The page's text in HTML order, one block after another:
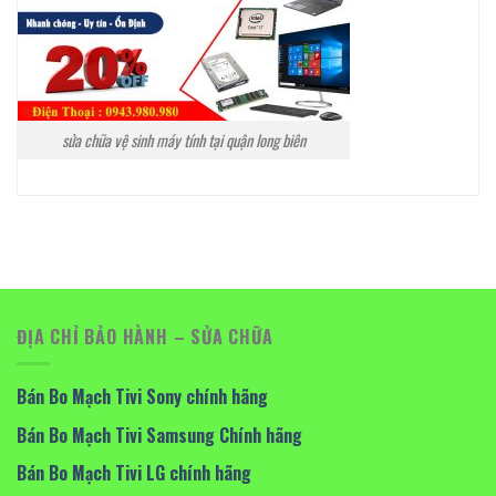
sửa chữa vệ sinh máy tính tại quận long biên
ĐỊA CHỈ BẢO HÀNH – SỬA CHỮA
Bán Bo Mạch Tivi Sony chính hãng
Bán Bo Mạch Tivi Samsung Chính hãng
Bán Bo Mạch Tivi LG chính hãng